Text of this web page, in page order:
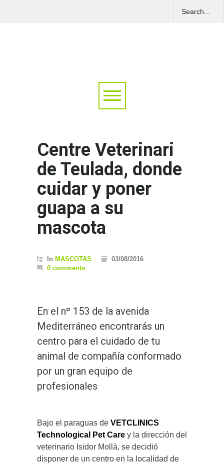
Centre Veterinari
de Teulada, donde
cuidar y poner
guapa a su
mascota
In MASCOTAS
03/08/2016
0 comments
En el nº 153 de la avenida
Mediterráneo encontrarás un
centro para el cuidado de tu
animal de compañía conformado
por un gran equipo de
profesionales
Bajo el paraguas de VETCLINICS
Technological Pet Care y la dirección del
veterinario Isidor Mollà, se decidió
disponer de un centro en la localidad de